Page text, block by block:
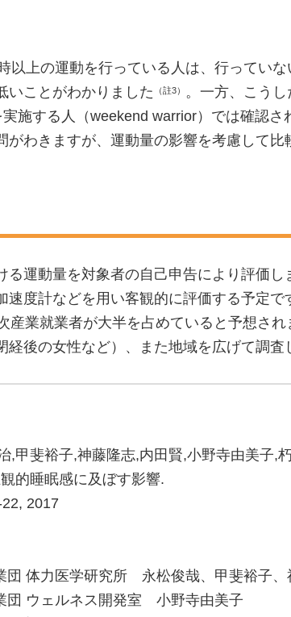
以上の運動を行っている人は、行ってい
いことがわかりました
（註3） 。一方、こう
施する人（weekend warrior）では確認
がわきますが、運動量の影響を考慮して比
る運動量を対象者の自己申告により評価
速度計などを用い客観的に評価する予定
産業就業者が大半を占めていると予想さ
経後の女性など）、また地域を広げて調査
,甲斐裕子,神藤隆志,内田賢,小野寺由美子,
的睡眠感に及ぼす影響.
2017
団 体力医学研究所 永松俊哉、甲斐裕子、
団 ウェルネス開発室 小野寺由美子